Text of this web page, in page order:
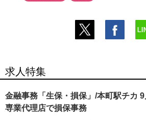
求人特集
金融事務「生保・損保」/本町駅チカ
専業代理店で損保事務